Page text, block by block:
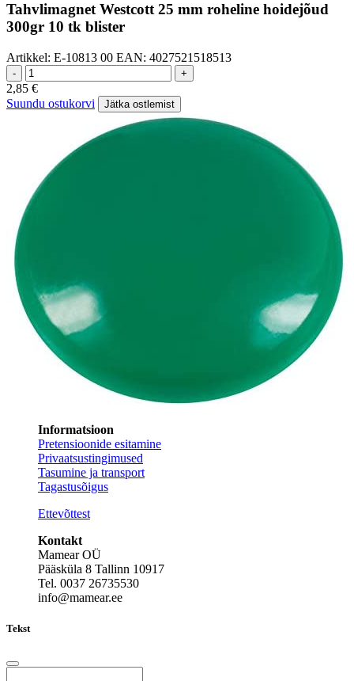
Tahvlimagnet Westcott 25 mm roheline hoidejõud
300gr 10 tk blister
Artikkel: E-10813 00 EAN: 4027521518513
- +
2,85 €
Suundu ostukorvi
Jätka ostlemist
Informatsioon
Pretensioonide esitamine
Privaatsustingimused
Tasumine ja transport
Tagastusõigus
Ettevõttest
Kontakt
Mamear OÜ
Pääsküla 8 Tallinn 10917
Tel. 0037 26735530
info@mamear.ee
Tekst